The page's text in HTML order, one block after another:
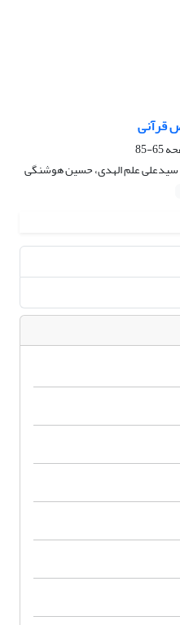
قرآنی
65-85
سیدعلی علم الهدی، حسین هوشنگی